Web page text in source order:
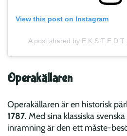
View this post on Instagram
A post shared by E K S T E D
Operakällaren
Operakällaren är en historisk
1787. Med sina klassiska
inramning är den ett måste-